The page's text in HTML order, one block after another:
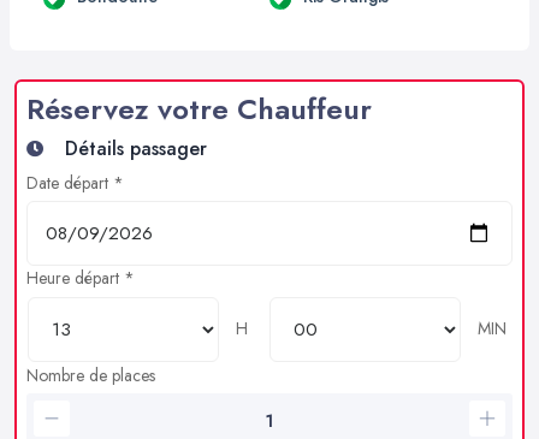
Réservez votre Chauffeur
Détails passager
Date départ *
Heure départ *
H
MIN
Nombre de places